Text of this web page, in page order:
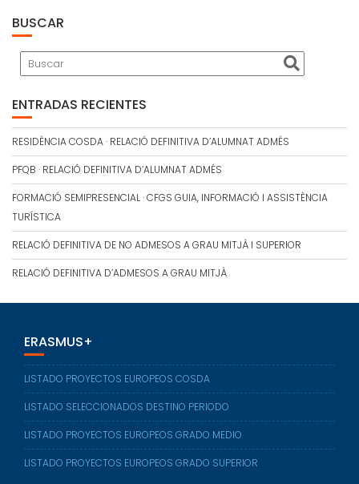
BUSCAR
ENTRADAS RECIENTES
RESIDÈNCIA COSDA · RELACIÓ DEFINITIVA D’ALUMNAT ADMÉS
PFQB · RELACIÓ DEFINITIVA D’ALUMNAT ADMÉS
FORMACIÓ SEMIPRESENCIAL · CFGS GUIA, INFORMACIÓ I ASSISTÈNCIA
TURÍSTICA
RELACIÓ DEFINITIVA DE NO ADMESOS A GRAU MITJÀ I SUPERIOR
RELACIÓ DEFINITIVA D’ADMESOS A GRAU MITJÀ
ERASMUS+
LISTADO PROYECTOS EUROPEOS COSDA
LISTADO SELECCIONADOS DESTINO PERIODO
LISTADO PROYECTOS EUROPEOS GRADO MEDIO
LISTADO PROYECTOS EUROPEOS GRADO SUPERIOR